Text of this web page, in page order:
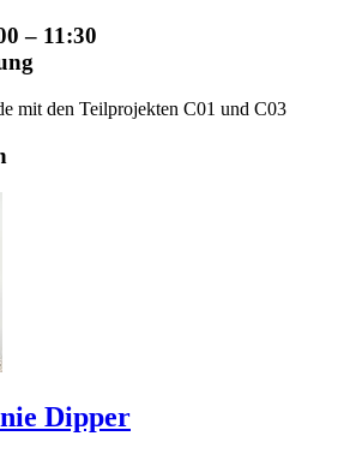
– 11:30
mit den Teilprojekten C01 und C03
Dipper